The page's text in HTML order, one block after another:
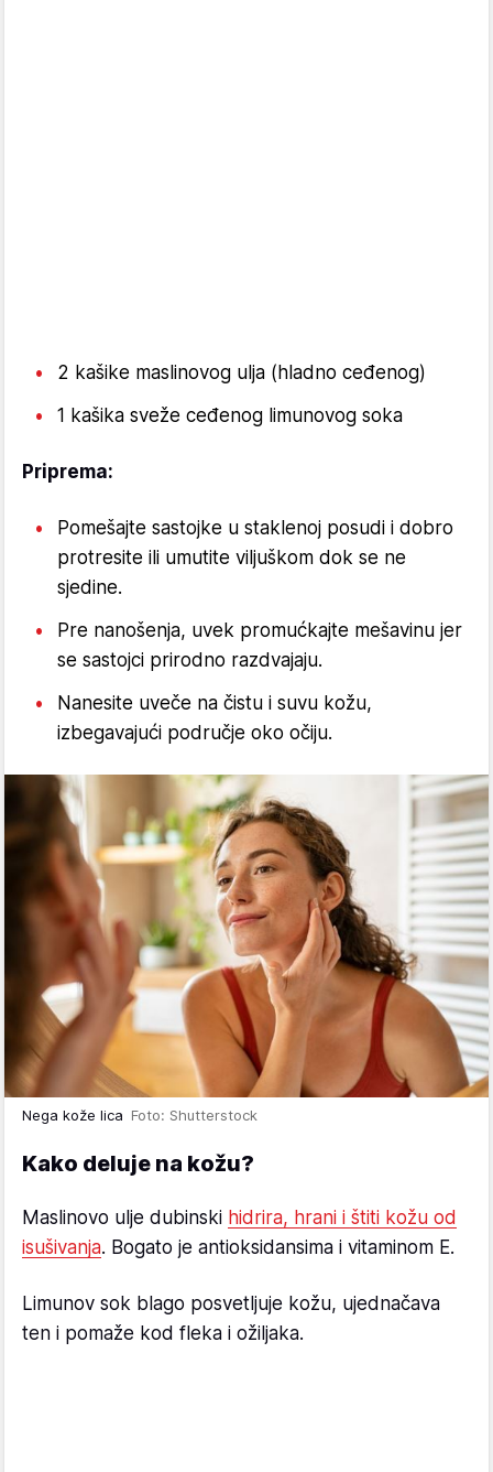
2 kašike maslinovog ulja (hladno ceđenog)
1 kašika sveže ceđenog limunovog soka
Priprema:
Pomešajte sastojke u staklenoj posudi i dobro
protresite ili umutite viljuškom dok se ne
sjedine.
Pre nanošenja, uvek promućkajte mešavinu jer
se sastojci prirodno razdvajaju.
Nanesite uveče na čistu i suvu kožu,
izbegavajući područje oko očiju.
Nega kože lica Foto: Shutterstock
Kako deluje na kožu?
Maslinovo ulje dubinski hidrira, hrani i štiti kožu od
isušivanja. Bogato je antioksidansima i vitaminom E.
Limunov sok blago posvetljuje kožu, ujednačava
ten i pomaže kod fleka i ožiljaka.